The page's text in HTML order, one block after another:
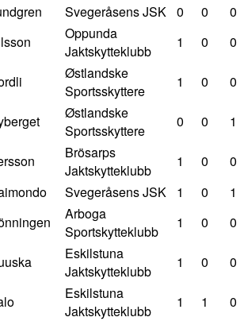
Svegeråsens JSK 0 0
0
Oppunda
Jaktskytteklubb
1 0 0
Østlandske
Sportsskyttere
1 0 0
Østlandske
Sportsskyttere
0 0 1
Brösarps
Jaktskytteklubb
1 0
0
Svegeråsens JSK 1 0
1
Arboga
Sportskytteklubb
1 0 0
Eskilstuna
Jaktskytteklubb
1 0 0
Eskilstuna
Jaktskytteklubb
1 1 0